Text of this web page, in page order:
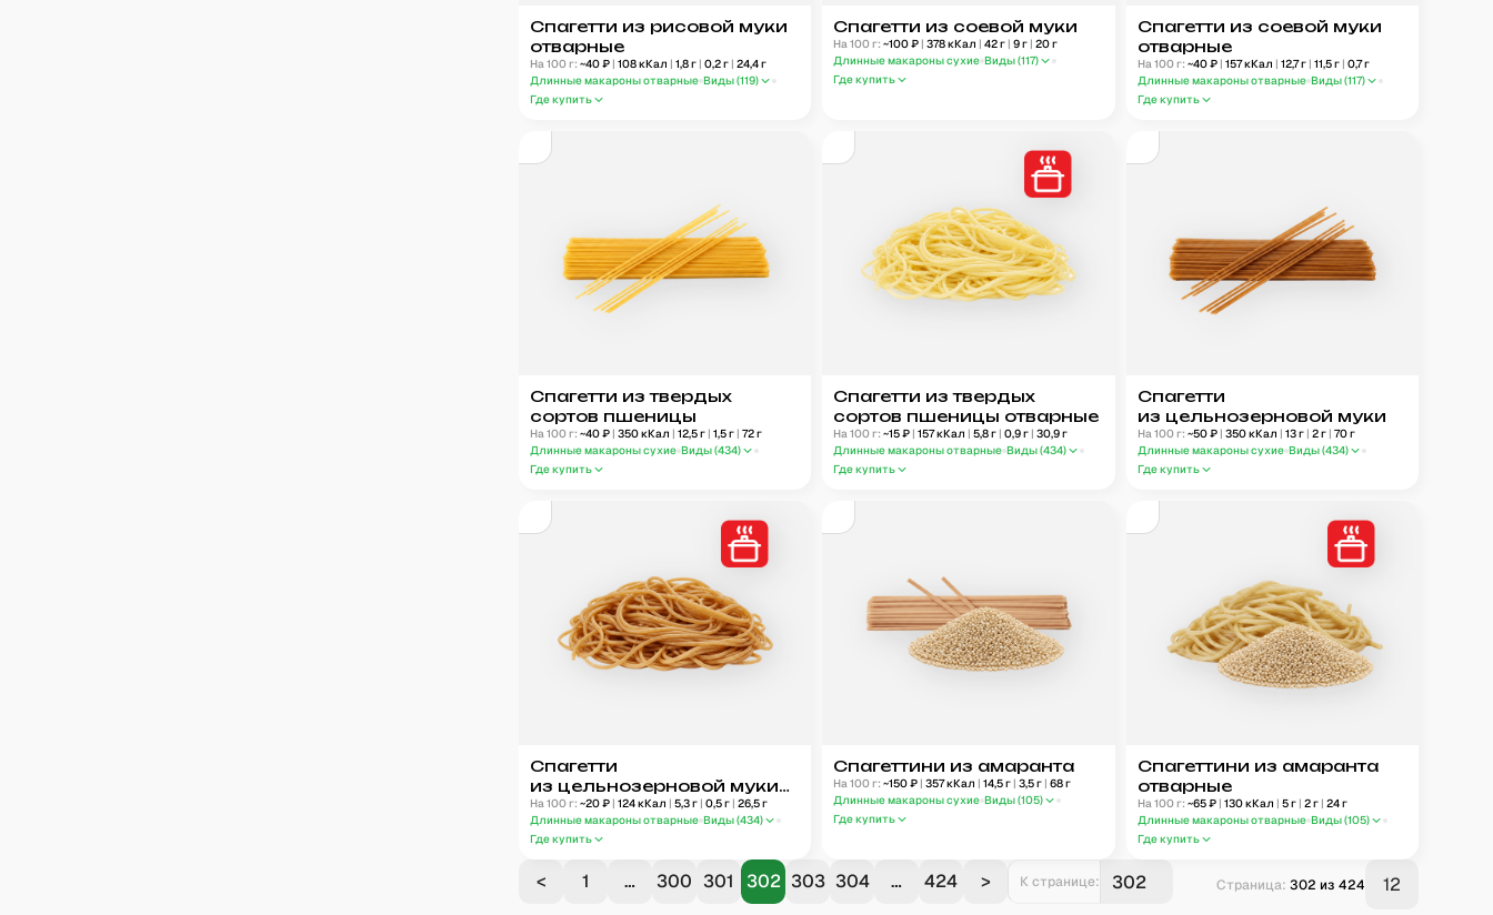
Спагетти из рисовой муки
отварные
На 100 г: ~40₽ | 108кКал | 1,8г | 0,2г | 24,4г
Длинные макароны отварные Виды (119)
Где купить
Спагетти из соевой муки
На 100 г: ~100₽ | 378кКал | 42г | 9г | 20г
Длинные макароны сухие Виды (117)
Где купить
Спагетти из соевой муки
отварные
На 100 г: ~40₽ | 157кКал | 12,7г | 11,5г | 0,7г
Длинные макароны отварные Виды (117)
Где купить
Спагетти из твердых
сортов пшеницы
На 100 г: ~40₽ | 350кКал | 12,5г | 1,5г | 72г
Длинные макароны сухие Виды (434)
Где купить
Спагетти из твердых
сортов пшеницы отварные
На 100 г: ~15₽ | 157кКал | 5,8г | 0,9г | 30,9г
Длинные макароны отварные Виды (434)
Где купить
Спагетти
из цельнозерновой муки
На 100 г: ~50₽ | 350кКал | 13г | 2г | 70г
Длинные макароны сухие Виды (434)
Где купить
Спагетти
из цельнозерновой муки
отварные
На 100 г: ~20₽ | 124кКал | 5,3г | 0,5г | 26,5г
Длинные макароны отварные Виды (434)
Где купить
Спагеттини из амаранта
На 100 г: ~150₽ | 357кКал | 14,5г | 3,5г | 68г
Длинные макароны сухие Виды (105)
Где купить
Спагеттини из амаранта
отварные
На 100 г: ~65₽ | 130кКал | 5г | 2г | 24г
Длинные макароны отварные Виды (105)
Где купить
< 1 … 300 301 302 303 304 … 424 > К странице: Страница: 302 из 424 12